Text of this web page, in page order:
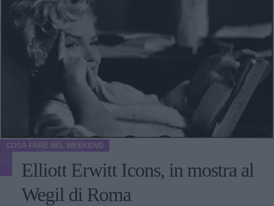
COSA FARE NEL WEEKEND
Elliott Erwitt Icons, in mostra al
Wegil di Roma